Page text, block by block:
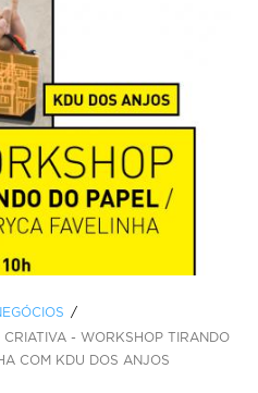
- WORKSHOP TIRANDO
COM KDU DOS ANJOS